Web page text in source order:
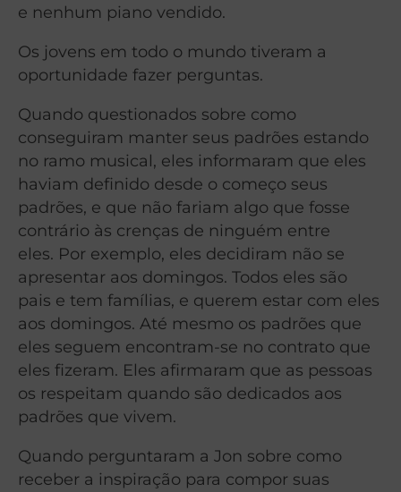
e nenhum piano vendido.
Os jovens em todo o mundo tiveram a
oportunidade fazer perguntas.
Quando questionados sobre como
conseguiram manter seus padrões estando
no ramo musical, eles informaram que eles
haviam definido desde o começo seus
padrões, e que não fariam algo que fosse
contrário às crenças de ninguém entre
eles. Por exemplo, eles decidiram não se
apresentar aos domingos. Todos eles são
pais e tem famílias, e querem estar com eles
aos domingos. Até mesmo os padrões que
eles seguem encontram-se no contrato que
eles fizeram. Eles afirmaram que as pessoas
os respeitam quando são dedicados aos
padrões que vivem.
Quando perguntaram a Jon sobre como
receber a inspiração para compor suas